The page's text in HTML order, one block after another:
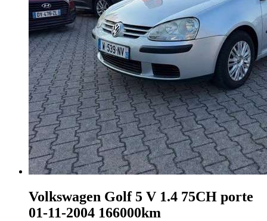
Volkswagen Golf 5 V 1.4 75CH porte
01-11-2004 166000km